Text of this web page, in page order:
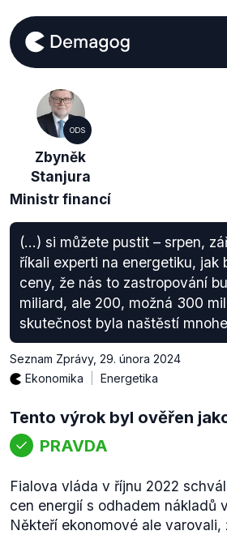
ODS
Zbyněk
Stanjura
Ministr financí
(...) si můžete pustit – srpen,
říkali experti na energetiku, jak
ceny, že nás to zastropování
miliard, ale 200, možná 300
skutečnost byla naštěstí
Seznam Zprávy, 29. února 2024
Ekonomika
Energetika
Tento výrok byl ověřen
PRAVDA
Fialova vláda v říjnu 2022
cen energií s odhadem nákladů
Někteří ekonomové ale varovali,